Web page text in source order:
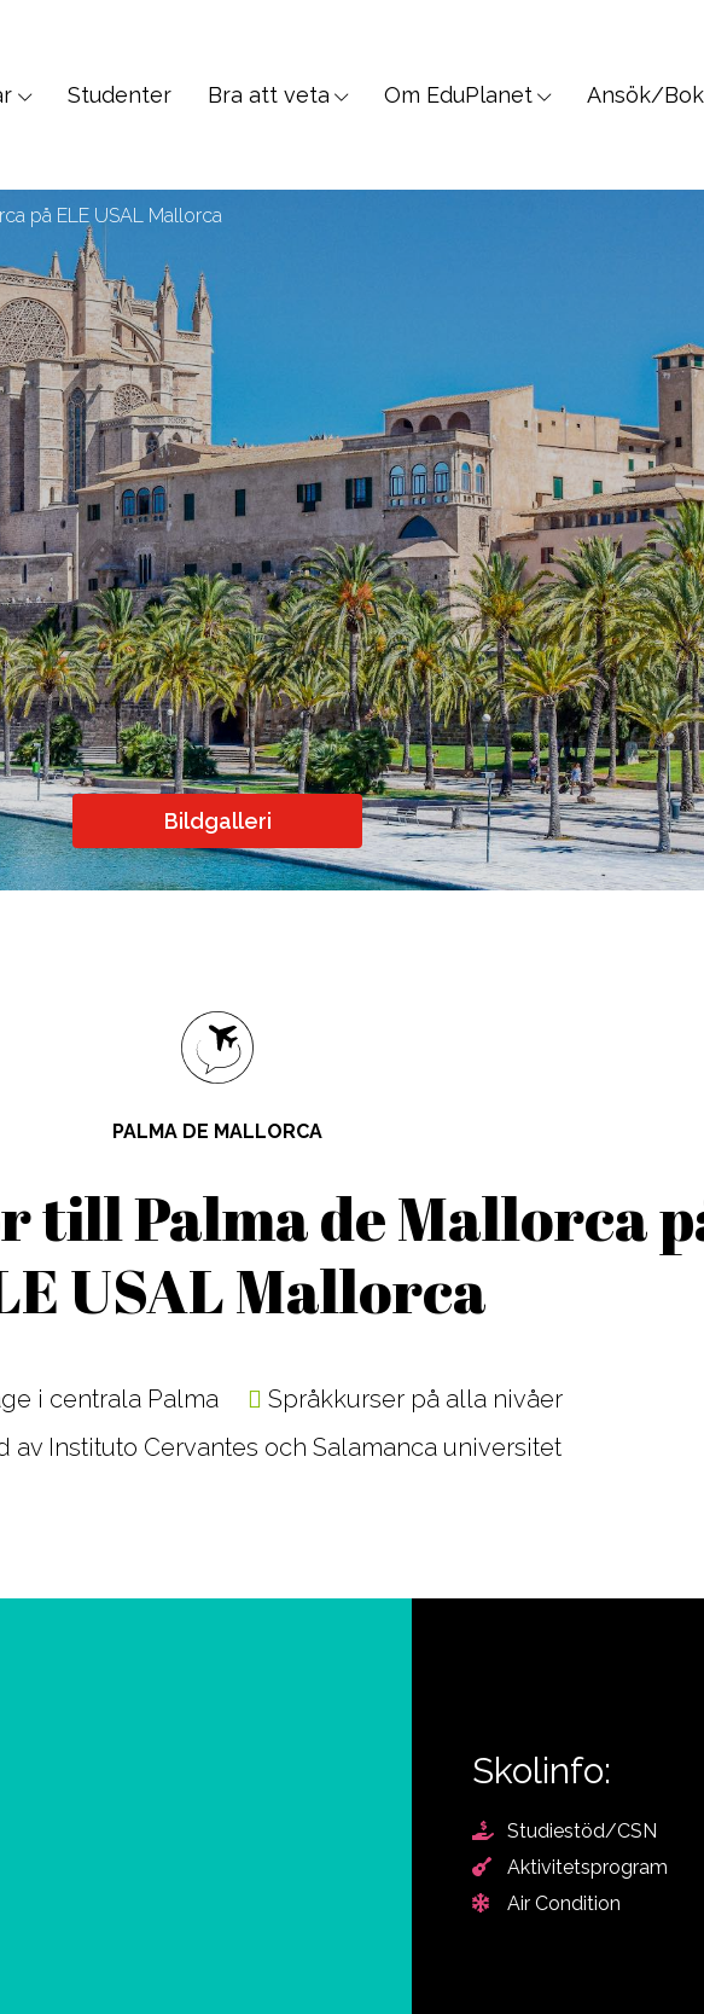
Studenter Bra att veta Om EduPlanet Ansök/
PreMed
Education, Law
Fitness
Event, Restaurant
Språkresor för 30+
Språkresor för 50+
Språkkurser för arbetet
Språkkurser för lärare
Språkresor för ungdomar
Studieresor
Online
På vår
sitter du
din lärare och
Vår PreMed
på ELE USAL Mallorca
Bildgalleri
PALMA DE MALLORCA
till Palma de Mallorca
USAL Mallorca
i centrala Palma
Språkkurser på alla nivåer
av Instituto Cervantes och Salamanca universitet
Skolinfo:
Studiestöd/CSN
Aktivitetsprogram
Air Condition